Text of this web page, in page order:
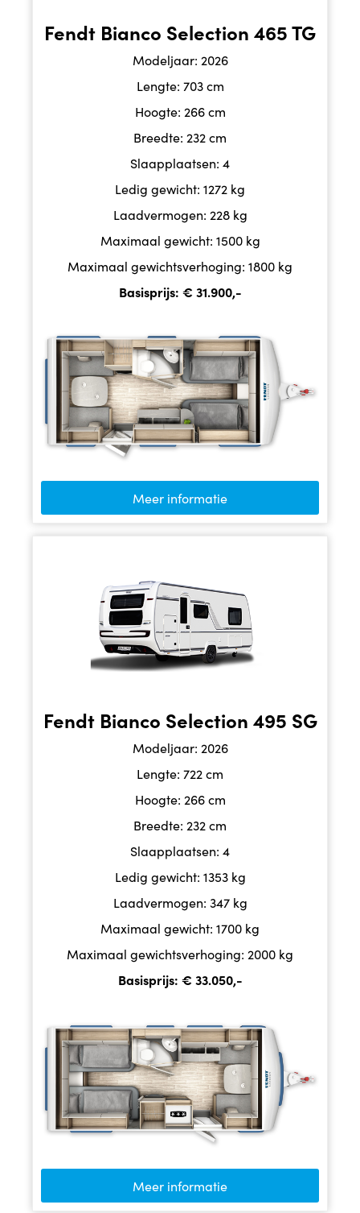
Fendt Bianco Selection 465 TG
Modeljaar: 2026
Lengte: 703 cm
Hoogte: 266 cm
Breedte: 232 cm
Slaapplaatsen: 4
Ledig gewicht: 1272 kg
Laadvermogen: 228 kg
Maximaal gewicht: 1500 kg
Maximaal gewichtsverhoging: 1800 kg
Basisprijs: € 31.900,-
Meer informatie
Fendt Bianco Selection 495 SG
Modeljaar: 2026
Lengte: 722 cm
Hoogte: 266 cm
Breedte: 232 cm
Slaapplaatsen: 4
Ledig gewicht: 1353 kg
Laadvermogen: 347 kg
Maximaal gewicht: 1700 kg
Maximaal gewichtsverhoging: 2000 kg
Basisprijs: € 33.050,-
Meer informatie